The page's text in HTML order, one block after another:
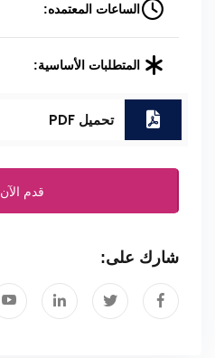
الساعات المعتمده:
المتطلبات الأساسية:
تحميل PDF
قدم الآن
شارك على: